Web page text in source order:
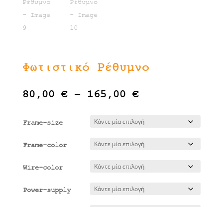
Φωτιστικό Ρέθυμνο
80,00 € – 165,00 €Price
80,00 €
through
165,00 €
Frame-size
Frame-color
Wire-color
Power-supply